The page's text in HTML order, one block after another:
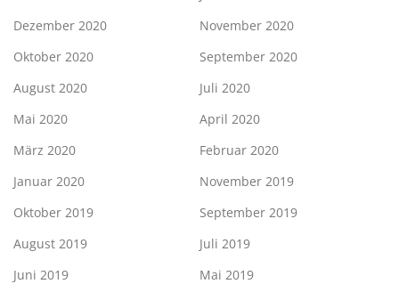
Dezember 2020
November 2020
Oktober 2020
September 2020
August 2020
Juli 2020
Mai 2020
April 2020
März 2020
Februar 2020
Januar 2020
November 2019
Oktober 2019
September 2019
August 2019
Juli 2019
Juni 2019
Mai 2019